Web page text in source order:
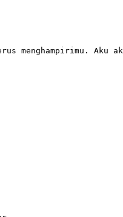
menghampirimu. Aku